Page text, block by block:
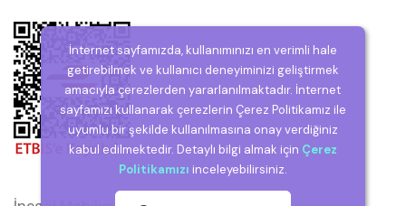
İnternet sayfamızda, kullanımınızı en verimli hale
getirebilmek ve kullanıcı deneyiminizi geliştirmek
amacıyla çerezlerden yararlanılmaktadır. İnternet
sayfamızı kullanarak çerezlerin Çerez Politikamız ile
uyumlu bir şekilde kullanılmasına onay verdiğiniz
kabul edilmektedir. Detaylı bilgi almak için Çerez
Politikamızı inceleyebilirsiniz.